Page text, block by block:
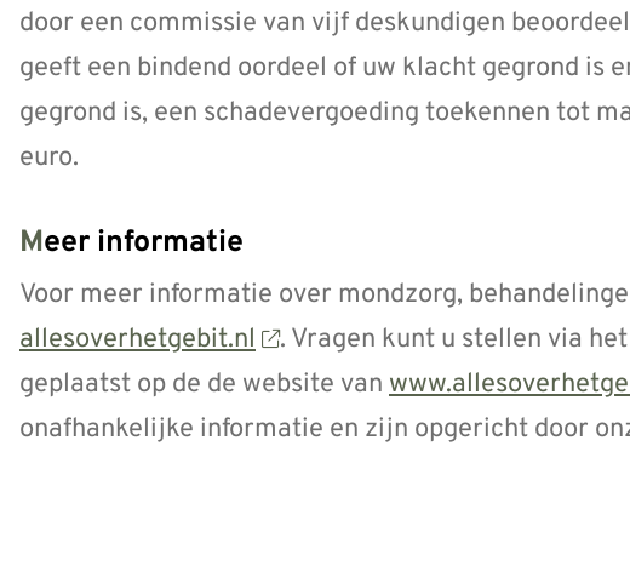
door een commissie van vijf deskundigen
geeft een bindend oordeel of uw klacht gegrond is
gegrond is, een schadevergoeding toekennen tot
euro.
Meer informatie
Voor meer informatie over mondzorg,
allesoverhetgebit.nl
. Vragen kunt u stellen via
geplaatst op de de website van
onafhankelijke informatie en zijn opgericht door